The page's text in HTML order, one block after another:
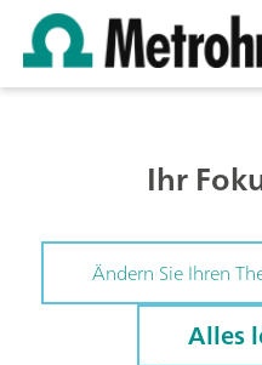
Ihr
Ändern Sie Ihren
Alles